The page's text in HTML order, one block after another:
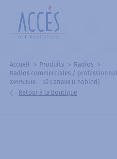
Accueil Produits
Radios
Radios commerciales /
XPR5350E - 32 Canaux (Enabled)
Retour à la boutique